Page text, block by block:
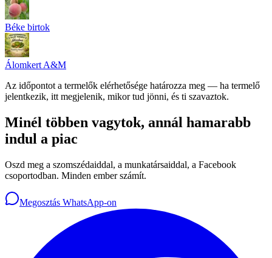
Béke birtok
Álomkert A&M
Az időpontot a termelők elérhetősége határozza meg — ha termelő
jelentkezik, itt megjelenik, mikor tud jönni, és ti szavaztok.
Minél többen vagytok, annál hamarabb
indul a piac
Oszd meg a szomszédaiddal, a munkatársaiddal, a Facebook
csoportodban. Minden ember számít.
Megosztás WhatsApp-on